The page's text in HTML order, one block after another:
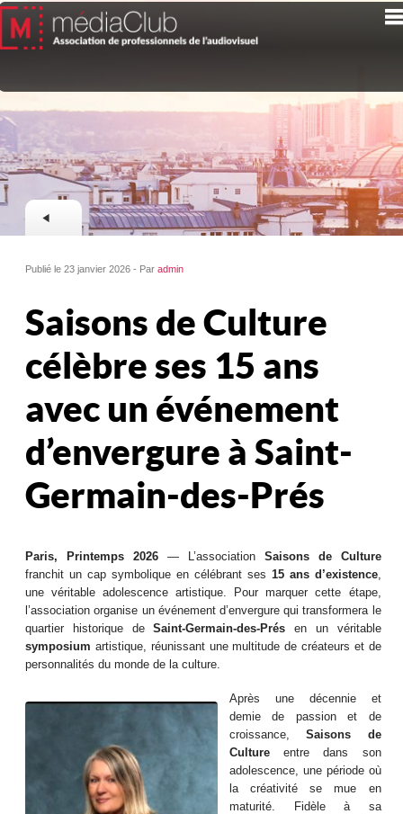
Publié le 23 janvier 2026 - Paradmin
Saisons de Culture
célèbre ses 15 ans
avec un événement
d’envergure à Saint-
Germain-des-Prés
Paris, Printemps 2026— L’association Saisons de Culture
franchit un cap symbolique en célébrant ses 15 ans d’existence,
une véritable adolescence artistique. Pour marquer cette étape,
l’association organise un événement d’envergure qui transformera le
quartier historique deSaint-Germain-des-Prés en un véritable
symposium artistique, réunissant une multitude de créateurs et de
personnalités du monde de la culture.
Après une décennie et
demie de passion et de
croissance,Saisons de
Culture entre dans son
adolescence, une période où
la créativité se mue en
maturité. Fidèle à sa